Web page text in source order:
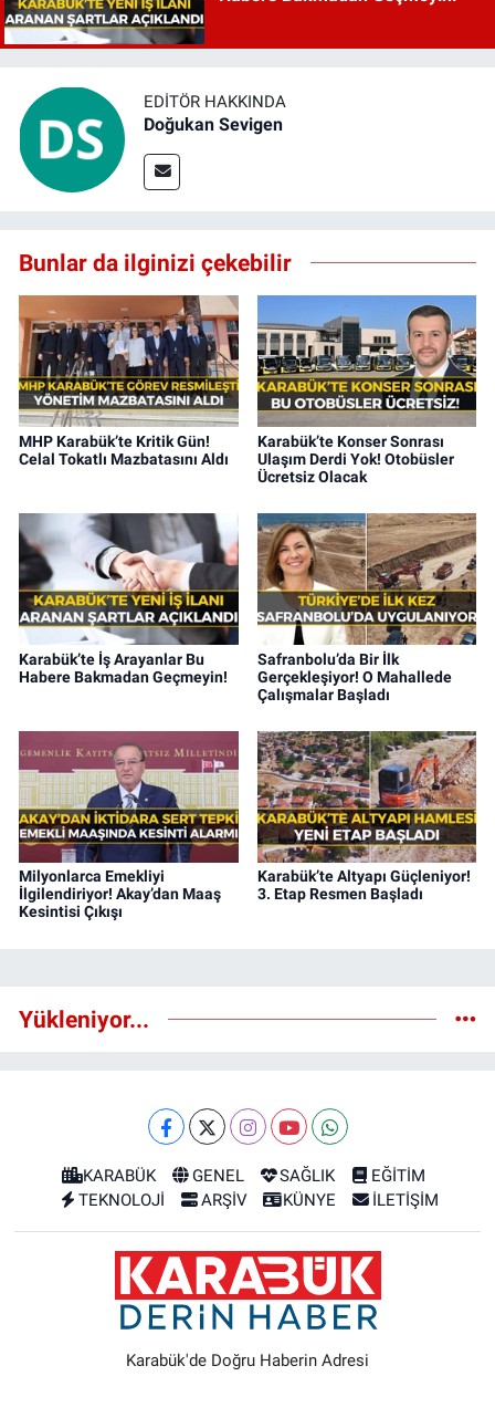
EDITÖR HAKKINDA
Doğukan Sevigen
Bunlar da ilginizi çekebilir
MHP Karabük’te Kritik Gün!
Celal Tokatlı Mazbatasını Aldı
Karabük’te Konser Sonrası
Ulaşım Derdi Yok! Otobüsler
Ücretsiz Olacak
Karabük’te İş Arayanlar Bu
Habere Bakmadan Geçmeyin!
Safranbolu’da Bir İlk
Gerçekleşiyor! O Mahallede
Çalışmalar Başladı
Milyonlarca Emekliyi
İlgilendiriyor! Akay’dan Maaş
Kesintisi Çıkışı
Karabük’te Altyapı Güçleniyor!
3. Etap Resmen Başladı
Yükleniyor...
KARABÜK GENEL SAĞLIK
EĞİTİM
TEKNOLOJİ
ARŞİV KÜNYE İLETİŞİM
Karabük'de Doğru Haberin Adresi